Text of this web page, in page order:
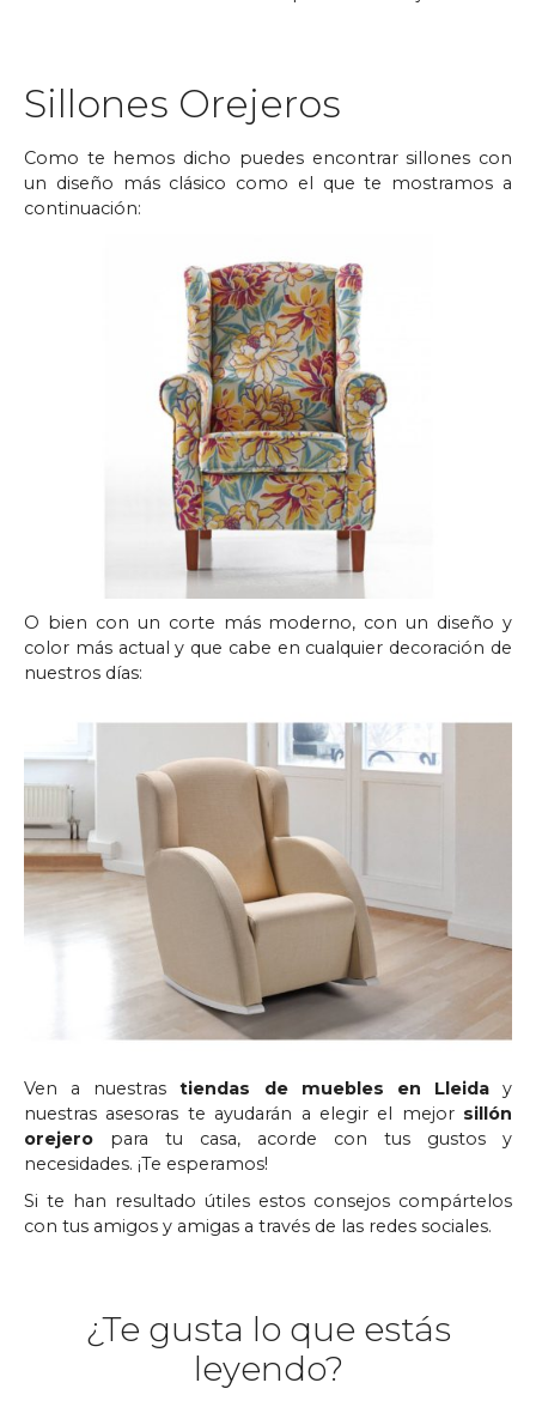
Sillones Orejeros
Como te hemos dicho puedes encontrar sillones con
un diseño más clásico como el que te mostramos a
continuación:
O bien con un corte más moderno, con un diseño y
color más actual y que cabe en cualquier decoración de
nuestros días:
Ven a nuestrastiendas de muebles en Lleiday
nuestras asesoras te ayudarán a elegir el mejor sillón
orejero para tu casa, acorde con tus gustos y
necesidades. ¡Te esperamos!
Si te han resultado útiles estos consejos compártelos
con tus amigos y amigas a través de las redes sociales.
¿Te gusta lo que estás
leyendo?